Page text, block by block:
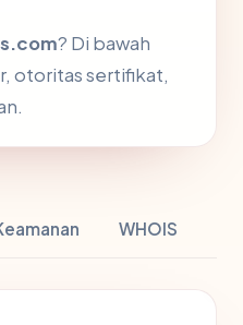
? Di bawah
otoritas sertifikat,
WHOIS